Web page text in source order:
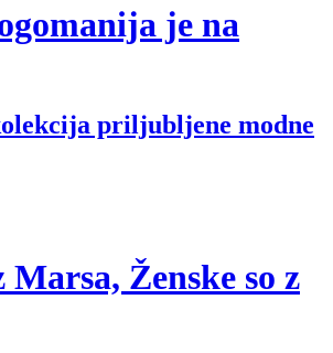
je na
priljubljene modne
Marsa, Ženske so z